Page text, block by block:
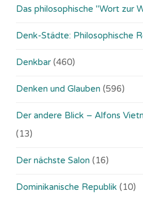
Das philosophische "Wort zur
Denk-Städte: Philosophische
Denkbar (460)
Denken und Glauben (596)
Der andere Blick – Alfons
(13)
Der nächste Salon (16)
Dominikanische Republik (10)